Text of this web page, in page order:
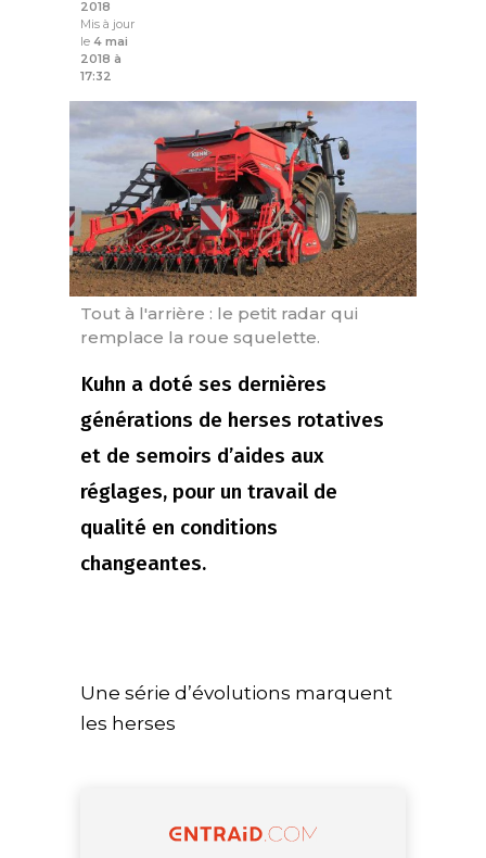
2018
Mis à jour
le 4 mai
2018 à
17:32
Tout à l'arrière : le petit radar qui
remplace la roue squelette.
Kuhn a doté ses dernières
générations de herses rotatives
et de semoirs d’aides aux
réglages, pour un travail de
qualité en conditions
changeantes.
Une série d’évolutions marquent
les herses